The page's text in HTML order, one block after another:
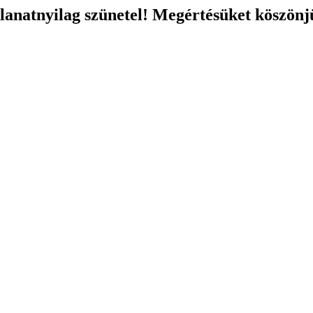
szünetel! Megértésüket